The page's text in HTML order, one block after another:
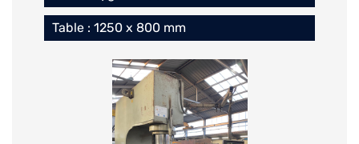
Table : 1250 x 800 mm